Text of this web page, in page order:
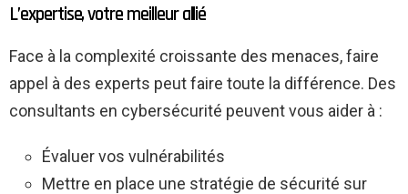
L’expertise, votre meilleur allié
Face à la complexité croissante des menaces, faire
appel à des experts peut faire toute la différence. Des
consultants en cybersécurité peuvent vous aider à :
Évaluer vos vulnérabilités
Mettre en place une stratégie de sécurité sur